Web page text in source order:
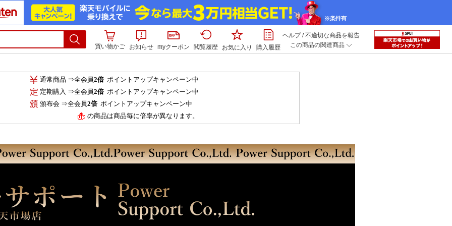
買い物かご お知らせ myクーポン 閲覧履歴 お気に入り 購入履歴
ヘルプ/不適切な商品を報告
この商品の関連商品
通常商品 ⇒全会員2倍ポイントアップキャンペーン中
定期購入 ⇒全会員2倍ポイントアップキャンペーン中
頒布会 ⇒全会員2倍ポイントアップキャンペーン中
の商品は商品毎に倍率が異なります。